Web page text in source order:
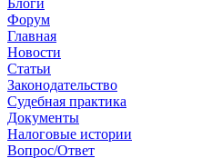
Блоги
Форум
Главная
Новости
Cтатьи
Законодательство
Судебная практика
Документы
Налоговые истории
Вопрос/Ответ